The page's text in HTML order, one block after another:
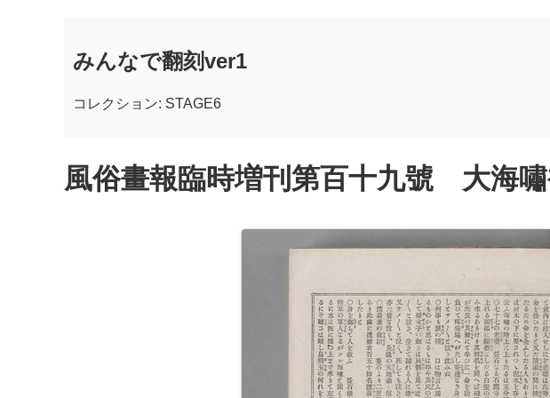
みんなで翻刻ver1
コレクション: STAGE6
風俗畫報臨時増刊第百十九號 大海